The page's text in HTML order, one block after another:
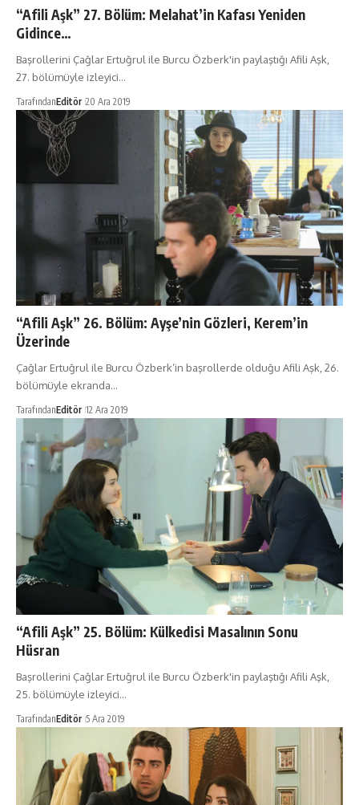
“Afili Aşk” 27. Bölüm: Melahat’in Kafası Yeniden
Gidince…
Başrollerini Çağlar Ertuğrul ile Burcu Özberk'in paylaştığı Afili Aşk,
27. bölümüyle izleyici…
TarafındanEditör 20 Ara 2019
“Afili Aşk” 26. Bölüm: Ayşe’nin Gözleri, Kerem’in
Üzerinde
Çağlar Ertuğrul ile Burcu Özberk’in başrollerde olduğu Afili Aşk, 26.
bölümüyle ekranda…
TarafındanEditör 12 Ara 2019
“Afili Aşk” 25. Bölüm: Külkedisi Masalının Sonu
Hüsran
Başrollerini Çağlar Ertuğrul ile Burcu Özberk'in paylaştığı Afili Aşk,
25. bölümüyle izleyici…
TarafındanEditör 5 Ara 2019